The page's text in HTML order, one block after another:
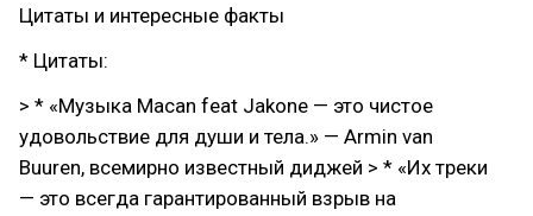
Цитаты и интересные факты
* Цитаты:
> * «Музыка Macan feat Jakone — это чистое
удовольствие для души и тела.» — Armin van
Buuren, всемирно известный диджей > * «Их треки
— это всегда гарантированный взрыв на